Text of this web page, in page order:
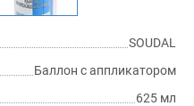
SOUDAL
Баллон с аппликатором
625 мл